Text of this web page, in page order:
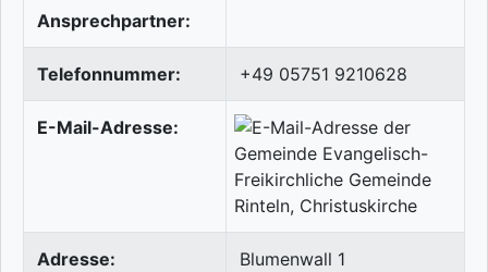
Ansprechpartner:
Telefonnummer: +49 05751 9210628
E-Mail-Adresse:
Adresse:
Blumenwall 1